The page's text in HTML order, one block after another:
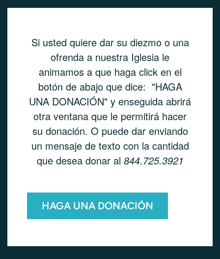
Si usted quiere dar su diezmo o una
ofrenda a nuestra Iglesia le
animamos a que haga click en el
botón de abajo que dice: "HAGA
UNA DONACIÓN" y enseguida abrirá
otra ventana que le permitirá hacer
su donación. O puede dar enviando
un mensaje de texto con la cantidad
que desea donar al 844.725.3921
HAGA UNA DONACIÓN